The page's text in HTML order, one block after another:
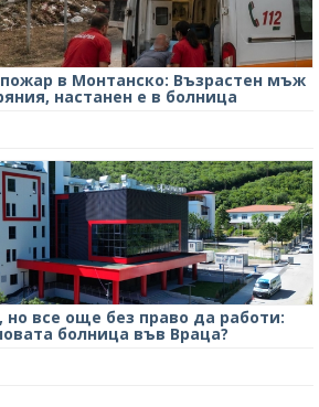
в Монтанско: Възрастен мъж
настанен е в болница
но все още без право да работи:
болница във Враца?